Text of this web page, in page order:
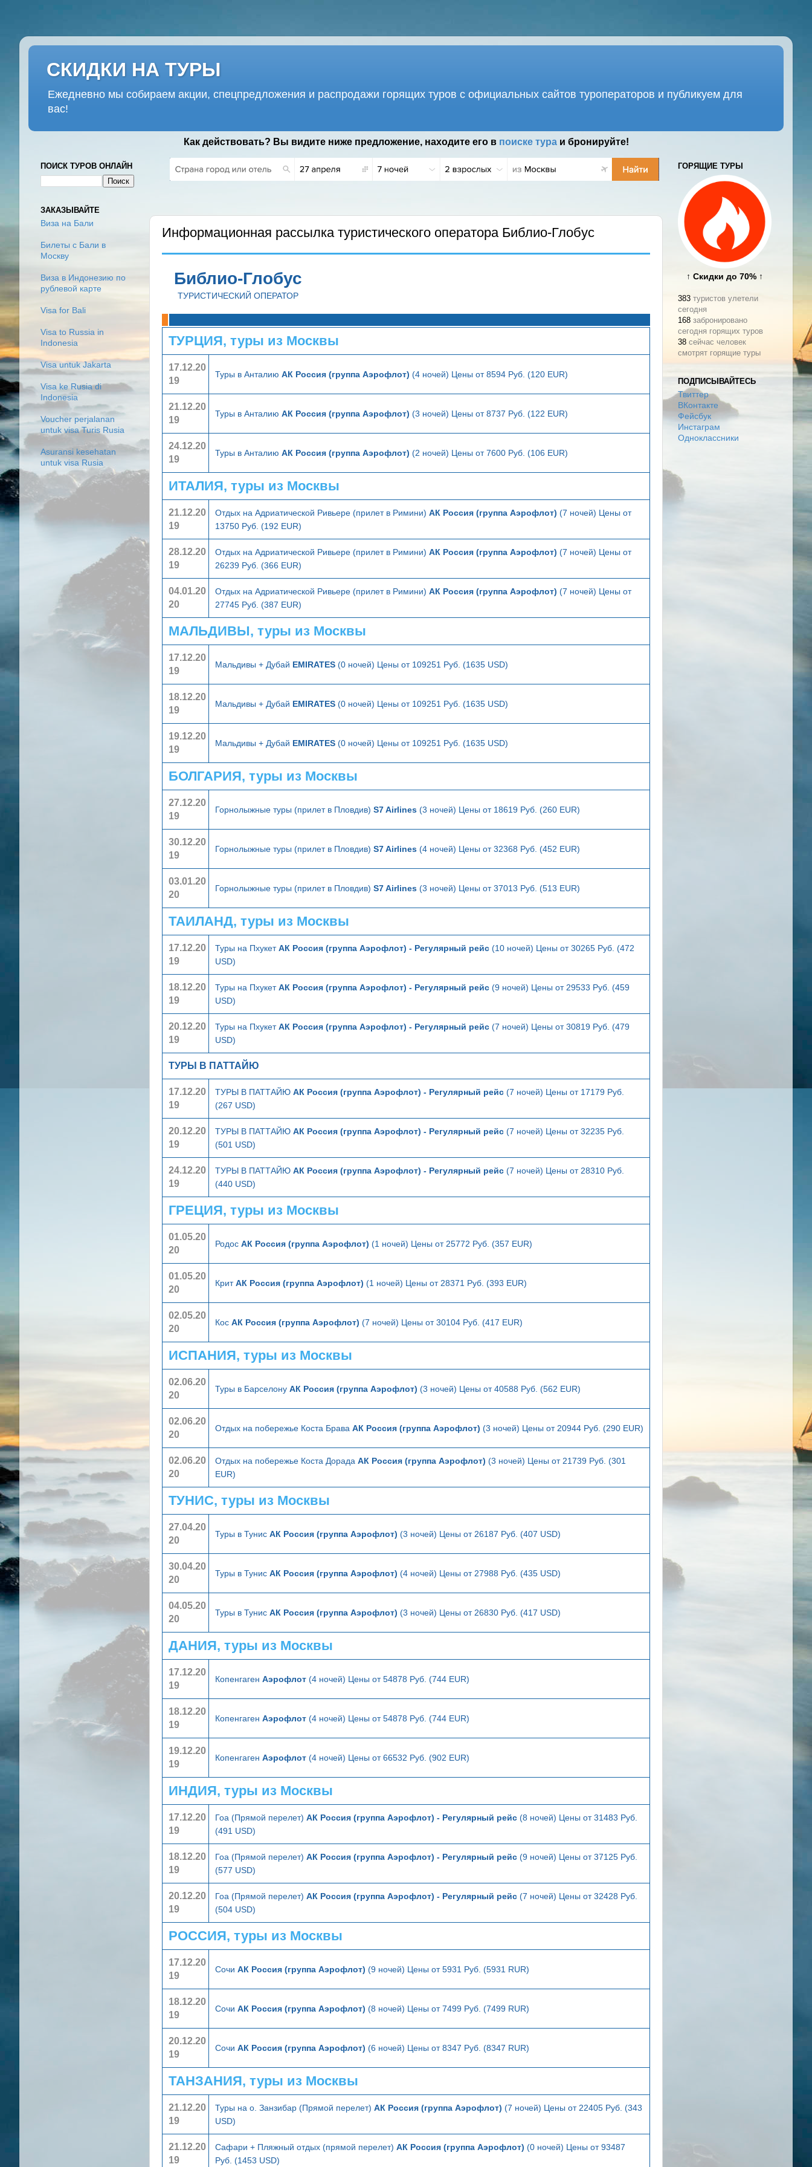
СКИДКИ НА ТУРЫ
Ежедневно мы собираем акции, спецпредложения и распродажи горящих туров с официальных сайтов туроператоров и публикуем для
вас!
Как действовать? Вы видите ниже предложение, находите его в поиске тураи бронируйте!
Информационная рассылка туристического оператора Библио-Глобус
Библио-Глобус
ТУРИСТИЧЕСКИЙ ОПЕРАТОР
ТУРЦИЯ, туры из Москвы
17.12.20
19
Туры в Анталию АК Россия (группа Аэрофлот) (4 ночей) Цены от 8594 Руб. (120 EUR)
21.12.20
19
Туры в Анталию АК Россия (группа Аэрофлот) (3 ночей) Цены от 8737 Руб. (122 EUR)
24.12.20
19
Туры в Анталию АК Россия (группа Аэрофлот) (2 ночей) Цены от 7600 Руб. (106 EUR)
ИТАЛИЯ, туры из Москвы
21.12.20
19
Отдых на Адриатической Ривьере (прилет в Римини) АК Россия (группа Аэрофлот) (7 ночей) Цены от
13750 Руб. (192 EUR)
28.12.20
19
Отдых на Адриатической Ривьере (прилет в Римини) АК Россия (группа Аэрофлот) (7 ночей) Цены от
26239 Руб. (366 EUR)
04.01.20
20
Отдых на Адриатической Ривьере (прилет в Римини) АК Россия (группа Аэрофлот) (7 ночей) Цены от
27745 Руб. (387 EUR)
МАЛЬДИВЫ, туры из Москвы
17.12.20
19
Мальдивы + Дубай EMIRATES (0 ночей) Цены от 109251 Руб. (1635 USD)
18.12.20
19
Мальдивы + Дубай EMIRATES (0 ночей) Цены от 109251 Руб. (1635 USD)
19.12.20
19
Мальдивы + Дубай EMIRATES (0 ночей) Цены от 109251 Руб. (1635 USD)
БОЛГАРИЯ, туры из Москвы
27.12.20
19
Горнолыжные туры (прилет в Пловдив) S7 Airlines (3 ночей) Цены от 18619 Руб. (260 EUR)
30.12.20
19
Горнолыжные туры (прилет в Пловдив) S7 Airlines (4 ночей) Цены от 32368 Руб. (452 EUR)
03.01.20
20
Горнолыжные туры (прилет в Пловдив) S7 Airlines (3 ночей) Цены от 37013 Руб. (513 EUR)
ТАИЛАНД, туры из Москвы
17.12.20
19
Туры на ПхукетАК Россия (группа Аэрофлот) - Регулярный рейс (10 ночей) Цены от 30265 Руб. (472
USD)
18.12.20
19
Туры на ПхукетАК Россия (группа Аэрофлот) - Регулярный рейс (9 ночей) Цены от 29533 Руб. (459
USD)
20.12.20
19
Туры на ПхукетАК Россия (группа Аэрофлот) - Регулярный рейс (7 ночей) Цены от 30819 Руб. (479
USD)
ТУРЫ В ПАТТАЙЮ
17.12.20
19
ТУРЫ В ПАТТАЙЮ АК Россия (группа Аэрофлот) - Регулярный рейс (7 ночей) Цены от 17179 Руб.
(267 USD)
20.12.20
19
ТУРЫ В ПАТТАЙЮ АК Россия (группа Аэрофлот) - Регулярный рейс (7 ночей) Цены от 32235 Руб.
(501 USD)
24.12.20
19
ТУРЫ В ПАТТАЙЮ АК Россия (группа Аэрофлот) - Регулярный рейс (7 ночей) Цены от 28310 Руб.
(440 USD)
ГРЕЦИЯ, туры из Москвы
01.05.20
20
Родос АК Россия (группа Аэрофлот) (1 ночей) Цены от 25772 Руб. (357 EUR)
01.05.20
20
КритАК Россия (группа Аэрофлот) (1 ночей) Цены от 28371 Руб. (393 EUR)
02.05.20
20
Кос АК Россия (группа Аэрофлот) (7 ночей) Цены от 30104 Руб. (417 EUR)
ИСПАНИЯ, туры из Москвы
02.06.20
20
Туры в Барселону АК Россия (группа Аэрофлот) (3 ночей) Цены от 40588 Руб. (562 EUR)
02.06.20
20
Отдых на побережье Коста Брава АК Россия (группа Аэрофлот) (3 ночей) Цены от 20944 Руб. (290 EUR)
02.06.20
20
Отдых на побережье Коста Дорада АК Россия (группа Аэрофлот) (3 ночей) Цены от 21739 Руб. (301
EUR)
ТУНИС, туры из Москвы
27.04.20
20
Туры в Тунис АК Россия (группа Аэрофлот) (3 ночей) Цены от 26187 Руб. (407 USD)
30.04.20
20
Туры в Тунис АК Россия (группа Аэрофлот) (4 ночей) Цены от 27988 Руб. (435 USD)
04.05.20
20
Туры в Тунис АК Россия (группа Аэрофлот) (3 ночей) Цены от 26830 Руб. (417 USD)
ДАНИЯ, туры из Москвы
17.12.20
19
Копенгаген Аэрофлот (4 ночей) Цены от 54878 Руб. (744 EUR)
18.12.20
19
Копенгаген Аэрофлот (4 ночей) Цены от 54878 Руб. (744 EUR)
19.12.20
19
Копенгаген Аэрофлот (4 ночей) Цены от 66532 Руб. (902 EUR)
ИНДИЯ, туры из Москвы
17.12.20
19
Гоа (Прямой перелет) АК Россия (группа Аэрофлот) - Регулярный рейс (8 ночей) Цены от 31483 Руб.
(491 USD)
18.12.20
19
Гоа (Прямой перелет) АК Россия (группа Аэрофлот) - Регулярный рейс (9 ночей) Цены от 37125 Руб.
(577 USD)
20.12.20
19
Гоа (Прямой перелет) АК Россия (группа Аэрофлот) - Регулярный рейс (7 ночей) Цены от 32428 Руб.
(504 USD)
РОССИЯ, туры из Москвы
17.12.20
19
Сочи АК Россия (группа Аэрофлот) (9 ночей) Цены от 5931 Руб. (5931 RUR)
18.12.20
19
Сочи АК Россия (группа Аэрофлот) (8 ночей) Цены от 7499 Руб. (7499 RUR)
20.12.20
19
Сочи АК Россия (группа Аэрофлот) (6 ночей) Цены от 8347 Руб. (8347 RUR)
ТАНЗАНИЯ, туры из Москвы
21.12.20
19
Туры на о. Занзибар (Прямой перелет) АК Россия (группа Аэрофлот) (7 ночей) Цены от 22405 Руб. (343
USD)
21.12.20
19
Сафари + Пляжный отдых (прямой перелет) АК Россия (группа Аэрофлот) (0 ночей) Цены от 93487
Руб. (1453 USD)
ПОИСК ТУРОВ ОНЛАЙН
ЗАКАЗЫВАЙТЕ
Виза на Бали
Билеты с Бали в
Москву
Виза в Индонезию по
рублевой карте
Visa for Bali
Visa to Russia in
Indonesia
Visa untuk Jakarta
Visa ke Rusia di
Indonesia
Voucher perjalanan
untuk visa Turis Rusia
Asuransi kesehatan
untuk visa Rusia
ГОРЯЩИЕ ТУРЫ
↑ Скидки до 70% ↑
383 туристов улетели
сегодня
168 забронировано
сегодня горящих туров
38 сейчас человек
смотрят горящие туры
ПОДПИСЫВАЙТЕСЬ
Твиттер
ВКонтакте
Фейсбук
Инстаграм
Одноклассники